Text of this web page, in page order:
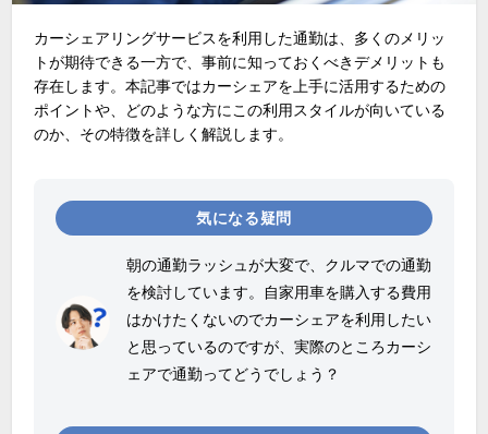
カーシェアリングサービスを利用した通勤は、多くのメリッ
トが期待できる一方で、事前に知っておくべきデメリットも
存在します。本記事ではカーシェアを上手に活用するための
ポイントや、どのような方にこの利用スタイルが向いている
のか、その特徴を詳しく解説します。
気になる疑問
朝の通勤ラッシュが大変で、クルマでの通勤
を検討しています。自家用車を購入する費用
はかけたくないのでカーシェアを利用したい
と思っているのですが、実際のところカーシ
ェアで通勤ってどうでしょう？